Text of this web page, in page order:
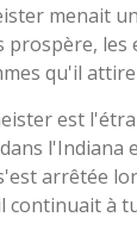
menait
qu'il
est
l'Indiana
arrêtée
continuait à